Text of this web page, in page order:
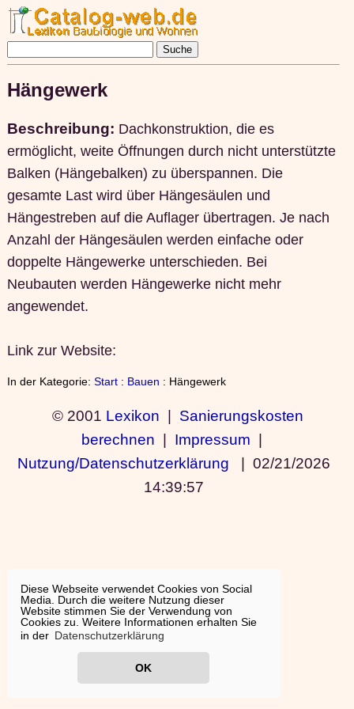
Diese Webseite verwendet Cookies von Social
Media. Durch die weitere Nutzung dieser
Website stimmen Sie der Verwendung von
Cookies zu. Weitere Informationen erhalten Sie
in der Datenschutzerklärung
OK
Hängewerk
Beschreibung: Dachkonstruktion, die es
ermöglicht, weite Öffnungen durch nicht unterstützte
Balken (Hängebalken) zu überspannen. Die
gesamte Last wird über Hängesäulen und
Hängestreben auf die Auflager übertragen. Je nach
Anzahl der Hängesäulen werden einfache oder
doppelte Hängewerke unterschieden. Bei
Neubauten werden Hängewerke nicht mehr
angewendet.
Link zur Website:
In der Kategorie: Start: Bauen : Hängewerk
© 2001 Lexikon | Sanierungskosten
berechnen | Impressum |
Nutzung/Datenschutzerklärung | 02/21/2026
14:39:57